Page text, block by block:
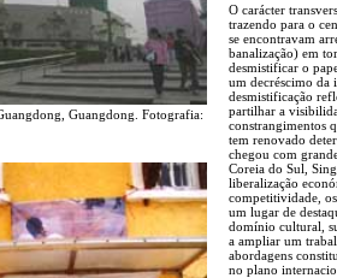
Guangdong. Fotografia:
O carácter
trazendo para o
se encontravam
banalização) em
desmistificar o
um decréscimo da
desmistificação
partilhar a
constrangimentos
tem renovado
chegou com
Coreia do Sul,
liberalização
competitividade,
um lugar de
domínio cultural,
a ampliar um
abordagens
no plano